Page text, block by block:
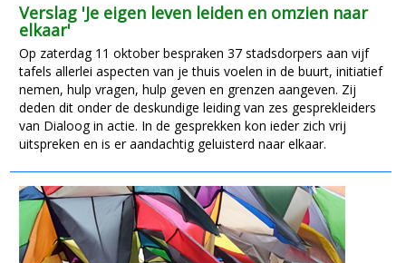
Verslag 'Je eigen leven leiden en omzien naar
elkaar'
Op zaterdag 11 oktober bespraken 37 stadsdorpers aan vijf
tafels allerlei aspecten van je thuis voelen in de buurt, initiatief
nemen, hulp vragen, hulp geven en grenzen aangeven. Zij
deden dit onder de deskundige leiding van zes gesprekleiders
van Dialoog in actie. In de gesprekken kon ieder zich vrij
uitspreken en is er aandachtig geluisterd naar elkaar.